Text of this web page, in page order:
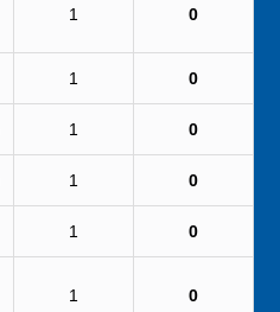
1 0
1 0
1 0
1 0
1 0
1 0